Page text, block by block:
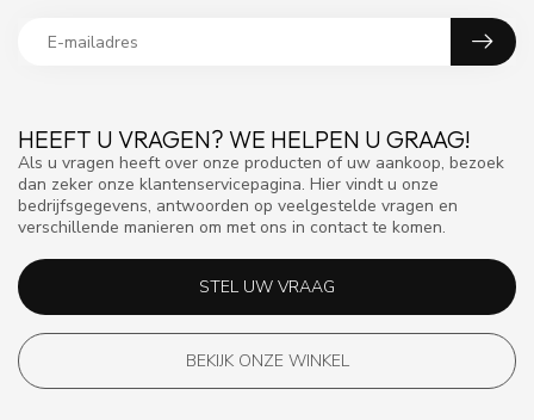
HEEFT U VRAGEN? WE HELPEN U GRAAG!
Als u vragen heeft over onze producten of uw aankoop, bezoek
dan zeker onze klantenservicepagina. Hier vindt u onze
bedrijfsgegevens, antwoorden op veelgestelde vragen en
verschillende manieren om met ons in contact te komen.
STEL UW VRAAG
BEKIJK ONZE WINKEL